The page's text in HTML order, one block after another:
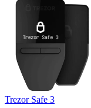
Trezor Safe 3